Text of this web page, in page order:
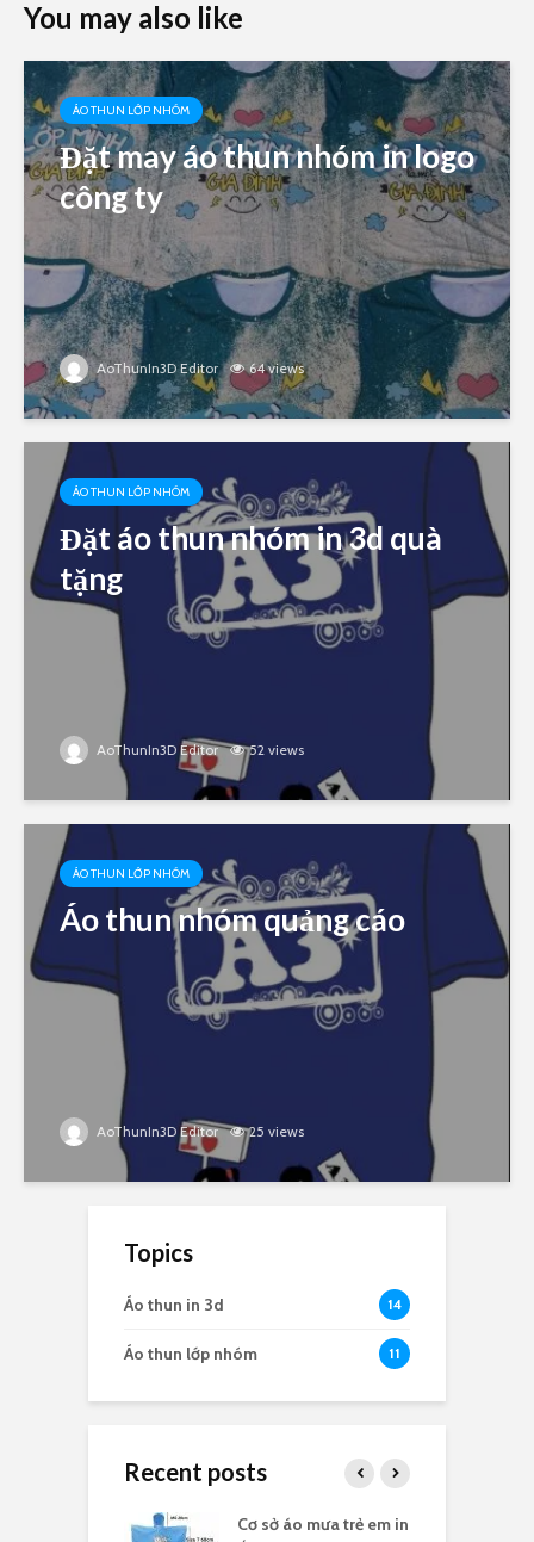
You may also like
ÁO THUN LỚP NHÓM
Đặt may áo thun nhóm in logo
công ty
AoThunIn3D Editor 64 views
ÁO THUN LỚP NHÓM
Đặt áo thun nhóm in 3d quà
tặng
AoThunIn3D Editor 52 views
ÁO THUN LỚP NHÓM
Áo thun nhóm quảng cáo
AoThunIn3D Editor 25 views
Topics
Áo thun in 3d 14
Áo thun lớp nhóm 11
Recent posts
Cơ sở áo mưa trẻ em in